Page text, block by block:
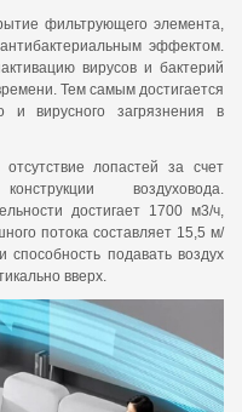
фильтрующего элемента,
эффектом.
вирусов и бактерий
Тем самым достигается
и вирусного загрязнения в
лопастей за счет
воздуховода.
достигает 1700 м3/ч,
потока составляет 15,5 м/
способность подавать воздух
вверх.